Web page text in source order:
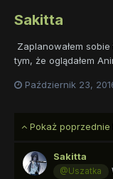
Sakitta
Zaplanowałem
tym, że oglądałem
Październik 23,
Pokaż
Sakitta
@Uszatka